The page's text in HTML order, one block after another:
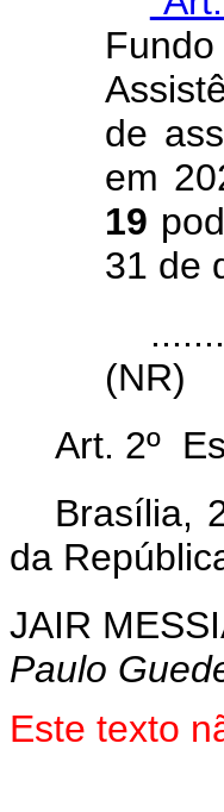
de
em
19
31 de
(NR)
Art. 2º
Brasília,
da
JAIR
Paulo
Este texto